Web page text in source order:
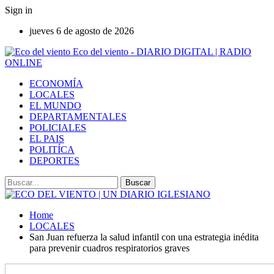
Sign in
jueves 6 de agosto de 2026
Eco del viento - DIARIO DIGITAL | RADIO
ONLINE
ECONOMÍA
LOCALES
EL MUNDO
DEPARTAMENTALES
POLICIALES
EL PAIS
POLITÍCA
DEPORTES
Home
LOCALES
San Juan refuerza la salud infantil con una estrategia inédita
para prevenir cuadros respiratorios graves